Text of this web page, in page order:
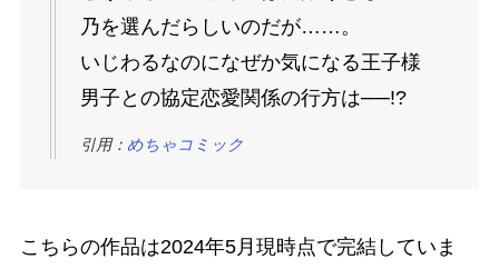
乃を選んだらしいのだが……。
いじわるなのになぜか気になる王子様
男子との協定恋愛関係の行方は──!?
引用： めちゃコミック
こちらの作品は2024年5月現時点で完結していま